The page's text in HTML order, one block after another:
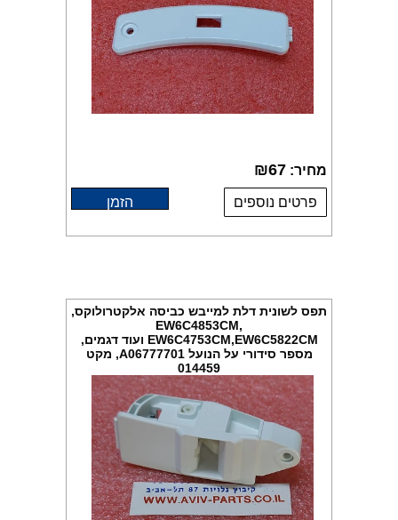
מחיר: ₪67
פרטים נוספים הזמן
תפס לשונית דלת למייבש כביסה אלקטרולוקס,
EW6C4853CM,
EW6C4753CM,EW6C5822CM ועוד דגמים,
מספר סידורי על הנועל A06777701, מקט
014459